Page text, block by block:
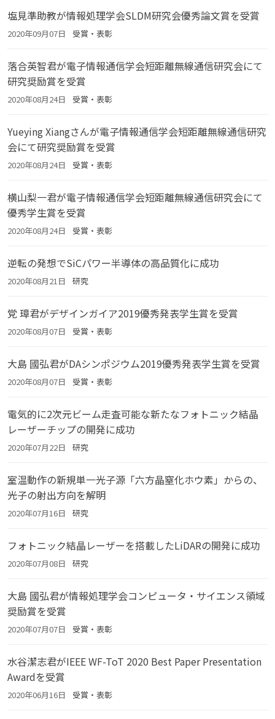
塩見準助教が情報処理学会SLDM研究会優秀論文賞を受賞
2020年09月07日 受賞・表彰
落合英智君が電子情報通信学会短距離無線通信研究会にて
研究奨励賞を受賞
2020年08月24日 受賞・表彰
Yueying Xiangさんが電子情報通信学会短距離無線通信研究
会にて研究奨励賞を受賞
2020年08月24日 受賞・表彰
横山梨一君が電子情報通信学会短距離無線通信研究会にて
優秀学生賞を受賞
2020年08月24日 受賞・表彰
逆転の発想でSiCパワー半導体の高品質化に成功
2020年08月21日 研究
党 璋君がデザインガイア2019優秀発表学生賞を受賞
2020年08月07日 受賞・表彰
大島 國弘君がDAシンポジウム2019優秀発表学生賞を受賞
2020年08月07日 受賞・表彰
電気的に2次元ビーム走査可能な新たなフォトニック結晶
レーザーチップの開発に成功
2020年07月22日 研究
室温動作の新規単一光子源「六方晶窒化ホウ素」からの、
光子の射出方向を解明
2020年07月16日 研究
フォトニック結晶レーザーを搭載したLiDARの開発に成功
2020年07月08日 研究
大島 國弘君が情報処理学会コンピュータ・サイエンス領域
奨励賞を受賞
2020年07月07日 受賞・表彰
水谷潔志君がIEEE WF-ToT 2020 Best Paper Presentation
Awardを受賞
2020年06月16日 受賞・表彰